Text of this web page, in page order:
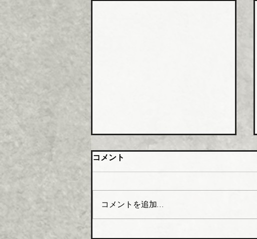
橋本総業 新関西配送センタ
ー開設
貞一氏）はこのほど関西№１の
在庫アイテムと物流体制の強化
コメント
コメントを追加…